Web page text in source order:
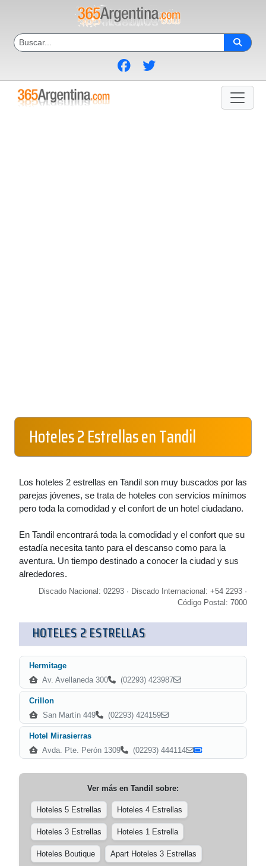
Hoteles 2 Estrellas en Tandil
Los hoteles 2 estrellas en Tandil son muy buscados por las
parejas jóvenes, se trata de hoteles con servicios mínimos
pero toda la comodidad y el confort de un hotel ciudadano.
En Tandil encontrará toda la comodidad y el confort que su
estadía necesita tanto para el descanso como para la
aventura. Un tiempo destinado a conocer la ciudad y sus
alrededores.
Discado Nacional: 02293 · Discado Internacional: +54 2293 ·
Código Postal: 7000
HOTELES 2 ESTRELLAS
Hermitage
Av. Avellaneda 300
(02293) 423987
Crillon
San Martín 449
(02293) 424159
Hotel Mirasierras
Avda. Pte. Perón 1309
(02293) 444114
Ver más en Tandil sobre:
Hoteles 5 Estrellas Hoteles 4 Estrellas
Hoteles 3 Estrellas Hoteles 1 Estrella
Hoteles Boutique Apart Hoteles 3 Estrellas